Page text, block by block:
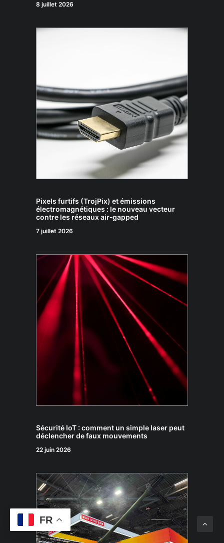
8 juillet 2026
Pixels furtifs (TrojPix) et émissions
électromagnétiques : le nouveau vecteur
contre les réseaux air‑gapped
7 juillet 2026
Sécurité IoT : comment un simple laser peut
déclencher de faux mouvements
22 juin 2026
FR